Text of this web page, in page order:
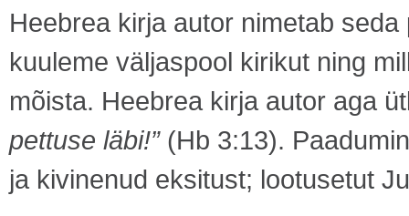
Heebrea kirja autor nimetab
kuuleme väljaspool kirikut ning
mõista. Heebrea kirja autor aga
pettuse läbi!” (Hb 3:13).
ja kivinenud eksitust; lootusetut